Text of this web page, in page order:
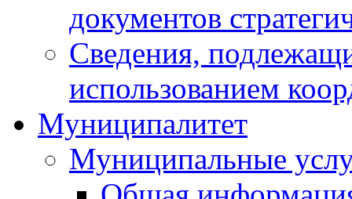
документов
Сведения,
использованием
Муниципалитет
Муниципальные